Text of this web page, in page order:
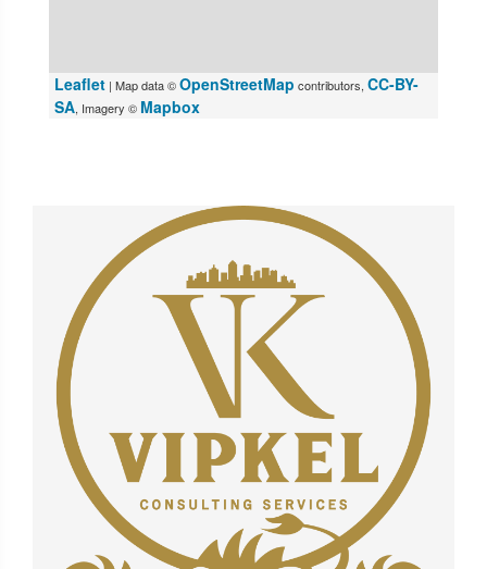
Leaflet | Map data ©OpenStreetMap contributors, CC-BY-
SA, Imagery © Mapbox